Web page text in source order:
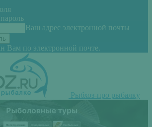
Ваш адрес электронной почты
Вам по электронной почте.
Рыбхоз-про рыбалку